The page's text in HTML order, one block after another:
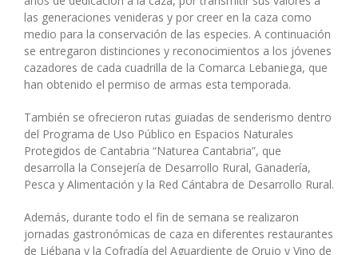
las generaciones venideras y por creer en la caza como
medio para la conservación de las especies. A continuación
se entregaron distinciones y reconocimientos a los jóvenes
cazadores de cada cuadrilla de la Comarca Lebaniega, que
han obtenido el permiso de armas esta temporada.
También se ofrecieron rutas guiadas de senderismo dentro
del Programa de Uso Público en Espacios Naturales
Protegidos de Cantabria “Naturea Cantabria”, que
desarrolla la Consejería de Desarrollo Rural, Ganadería,
Pesca y Alimentación y la Red Cántabra de Desarrollo Rural.
Además, durante todo el fin de semana se realizaron
jornadas gastronómicas de caza en diferentes restaurantes
de Liébana y la Cofradía del Aguardiente de Orujo y Vino de